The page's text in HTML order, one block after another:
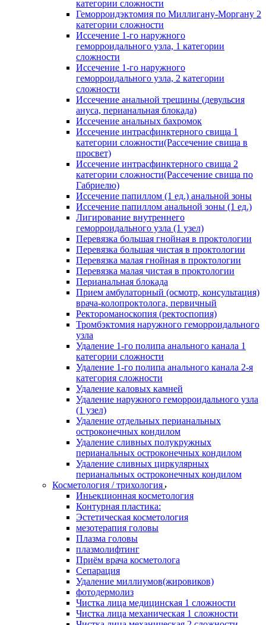
категории сложности
Геморроидэктомия по Миллигану-Моргану 2
категории сложности
Иссечение 1-го наружного
геморроидального узла, 1 категории
сложности
Иссечение 1-го наружного
геморроидального узла, 2 категории
сложности
Иссечение анальной трещины (девульсия
ануса, перианальная блокада)
Иссечение анальных бахромок
Иссечение интрасфинктерного свища 1
категории сложности(Рассечение свища в
просвет)
Иссечение интрасфинктерного свища 2
категории сложности(Рассечение свища по
Габриелю)
Иссечение папиллом (1 ед.) анальной зоны
Иссечение папиллом анальной зоны (1 ед.)
Лигирование внутреннего
геморроидального узла (1 узел)
Перевязка большая гнойная в проктологии
Перевязка большая чистая в проктологии
Перевязка малая гнойная в проктологии
Перевязка малая чистая в проктологии
Перианальная блокада
Прием амбулаторный (осмотр, консультация)
врача-колопроктолога, первичный
Ректороманоскопия (ректоспопия)
Тромбэктомия наружного геморроидального
узла
Удаление 1-го полипа анального канала 1
категории сложности
Удаление 1-го полипа анального канала 2-я
категория сложности
Удаление каловых камней
Удаление наружного геморроидального узла
(1 узел)
Удаление отдельных перианальных
остроконечных кондилом
Удаление сливных полукружных
перианальных остроконечных кондилом
Удаление сливных циркулярных
перианальных остроконечных кондилом
Косметология / трихология
Иньекционная косметология
Контурная пластика:
Эстетическая косметология
мезотерапия головы
Плазма головы
плазмолифтинг
Приём врача косметолога
Сепарация
Удаление миллиумов(жировиков)
фотодермолиз
Чистка лица медицинская 1 сложности
Чистка лица механическая 1 сложности